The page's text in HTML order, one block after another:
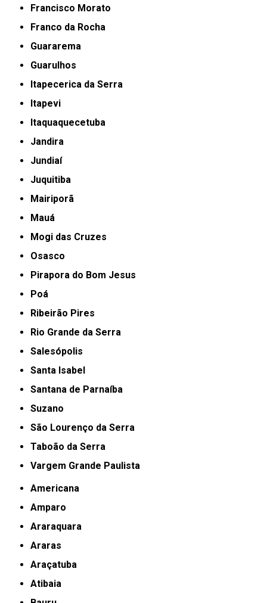
Francisco Morato
Franco da Rocha
Guararema
Guarulhos
Itapecerica da Serra
Itapevi
Itaquaquecetuba
Jandira
Jundiaí
Juquitiba
Mairiporã
Mauá
Mogi das Cruzes
Osasco
Pirapora do Bom Jesus
Poá
Ribeirão Pires
Rio Grande da Serra
Salesópolis
Santa Isabel
Santana de Parnaíba
Suzano
São Lourenço da Serra
Taboão da Serra
Vargem Grande Paulista
Americana
Amparo
Araraquara
Araras
Araçatuba
Atibaia